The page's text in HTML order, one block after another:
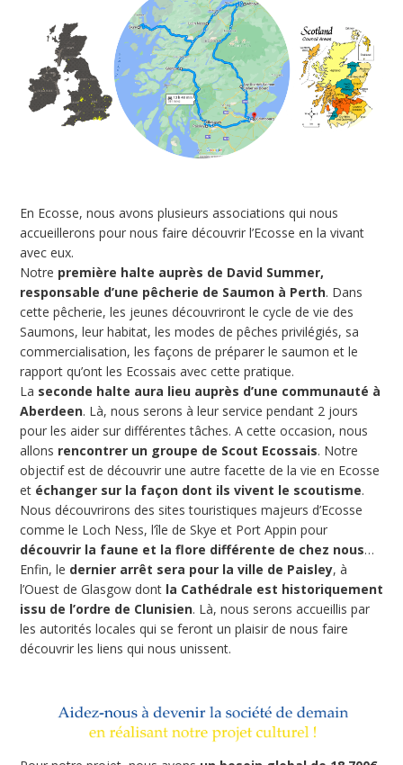
En Ecosse, nous avons plusieurs associations qui nous
accueillerons pour nous faire découvrir l’Ecosse en la vivant
avec eux.
Notre première halte auprès de David Summer,
responsable d’une pêcherie de Saumon à Perth. Dans
cette pêcherie, les jeunes découvriront le cycle de vie des
Saumons, leur habitat, les modes de pêches privilégiés, sa
commercialisation, les façons de préparer le saumon et le
rapport qu’ont les Ecossais avec cette pratique.
La seconde halte aura lieu auprès d’une communauté à
Aberdeen. Là, nous serons à leur service pendant 2 jours
pour les aider sur différentes tâches. A cette occasion, nous
allons rencontrer un groupe de Scout Ecossais. Notre
objectif est de découvrir une autre facette de la vie en Ecosse
et échanger sur la façon dont ils vivent le scoutisme.
Nous découvrirons des sites touristiques majeurs d’Ecosse
comme le Loch Ness, l’île de Skye et Port Appin pour
découvrir la faune et la flore différente de chez nous…
Enfin, le dernier arrêt sera pour la ville de Paisley, à
l’Ouest de Glasgow dont la Cathédrale est historiquement
issu de l’ordre de Clunisien. Là, nous serons accueillis par
les autorités locales qui se feront un plaisir de nous faire
découvrir les liens qui nous unissent.